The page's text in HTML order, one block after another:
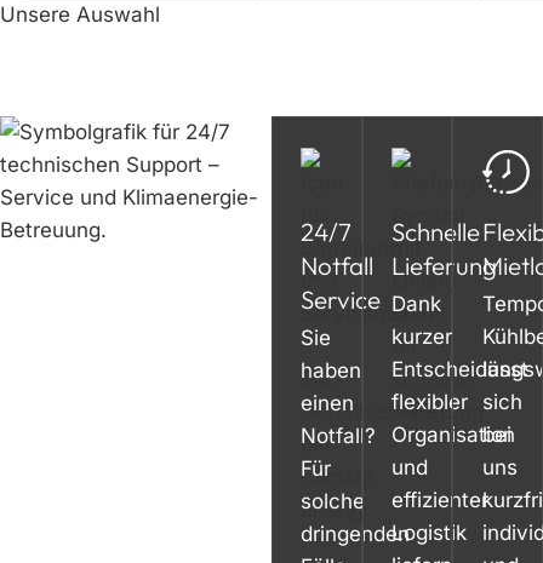
Unsere Auswahl
24/7
Notfall
Service
Sie
haben
einen
Notfall?
Für
solche
dringenden
Schnelle
Lieferung
Dank
kurzer
flexibler
Organisation
und
effizienter
Logistik
lässt
sich
bei
uns